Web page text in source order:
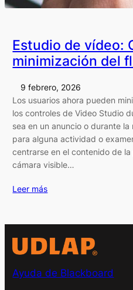
Estudio de vídeo:
minimización del
9 febrero, 2026
Los usuarios ahora pueden
los controles de Video Studio
sea en un anuncio o durante
para alguna actividad o
centrarse en el contenido de
cámara visible…
Leer más
Ayuda de Blackboard